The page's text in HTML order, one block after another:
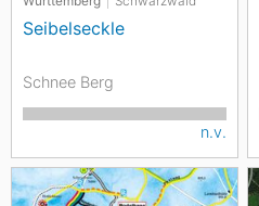
Seibelseckle
Schnee Berg
n.v.